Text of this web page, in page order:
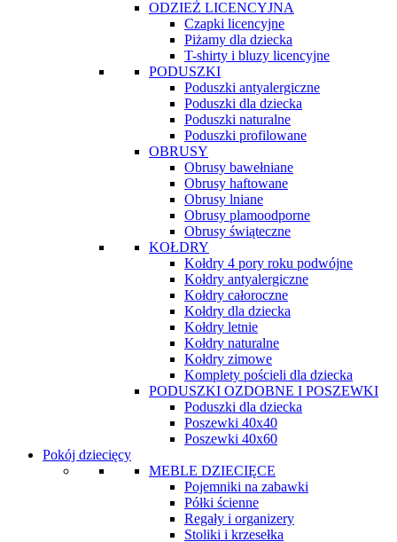
ODZIEŻ LICENCYJNA
Czapki licencyjne
Piżamy dla dziecka
T-shirty i bluzy licencyjne
PODUSZKI
Poduszki antyalergiczne
Poduszki dla dziecka
Poduszki naturalne
Poduszki profilowane
OBRUSY
Obrusy bawełniane
Obrusy haftowane
Obrusy lniane
Obrusy plamoodporne
Obrusy świąteczne
KOŁDRY
Kołdry 4 pory roku podwójne
Kołdry antyalergiczne
Kołdry całoroczne
Kołdry dla dziecka
Kołdry letnie
Kołdry naturalne
Kołdry zimowe
Komplety pościeli dla dziecka
PODUSZKI OZDOBNE I POSZEWKI
Poduszki dla dziecka
Poszewki 40x40
Poszewki 40x60
Pokój dziecięcy
MEBLE DZIECIĘCE
Pojemniki na zabawki
Półki ścienne
Regały i organizery
Stoliki i krzesełka